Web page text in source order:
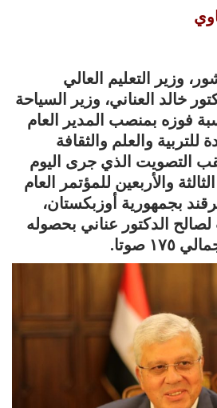
وزير التعليم العالي
خالد العناني، وزير السياحة
فوزه بمنصب المدير العام
للتربية والعلم والثقافة
التصويت الذي جرى اليوم
والأربعين للمؤتمر العام
بجمهورية أوزبكستان،
الدكتور عناني بحصوله